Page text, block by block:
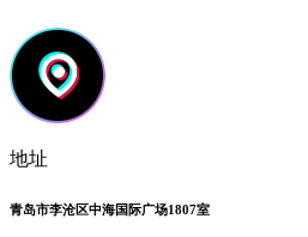
地址
青岛市李沧区中海国际广场1807室